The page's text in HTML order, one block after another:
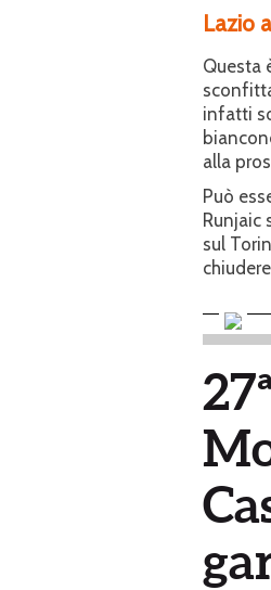
Lazio
Questa
infatti
alla
Può
Runjaic
sul